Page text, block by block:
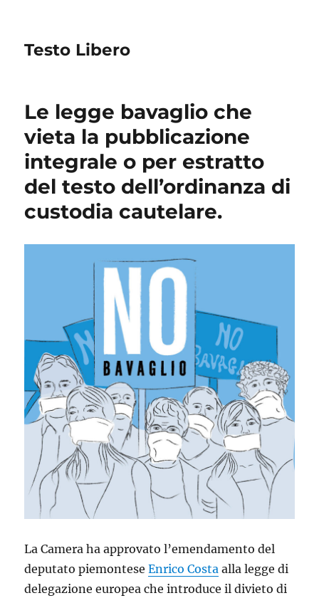
Testo Libero
Le legge bavaglio che
vieta la pubblicazione
integrale o per estratto
del testo dell’ordinanza di
custodia cautelare.
La Camera ha approvato l’emendamento del
deputato piemonteseEnrico Costa alla legge di
delegazione europea che introduce il divieto di